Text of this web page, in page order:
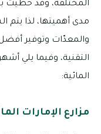
المختلفة، وقد حظيت
مدى أهميتها، لذا يتم
والمعدّات وتوفير أفضل
التقنية، وفيما يلي
المائية:
مزارع الإمارات